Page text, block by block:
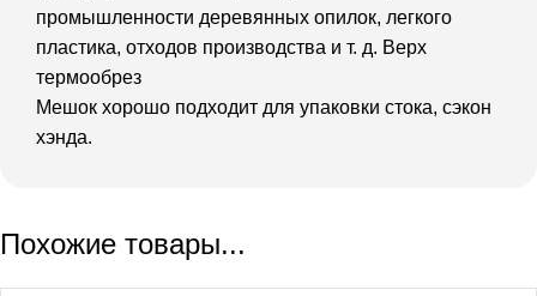
промышленности деревянных опилок, легкого
пластика, отходов производства и т. д. Верх
термообрез
Мешок хорошо подходит для упаковки стока, сэкон
хэнда.
Похожие товары...